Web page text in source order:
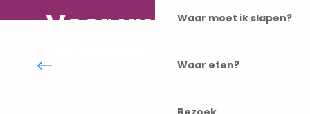
Waar moet ik slapen?
Waar eten?
Voor uw verblijf
Openluchthotels